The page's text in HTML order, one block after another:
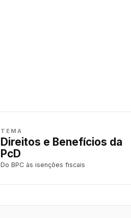
TEMA
Direitos e Benefícios da
PcD
Do BPC às isenções fiscais